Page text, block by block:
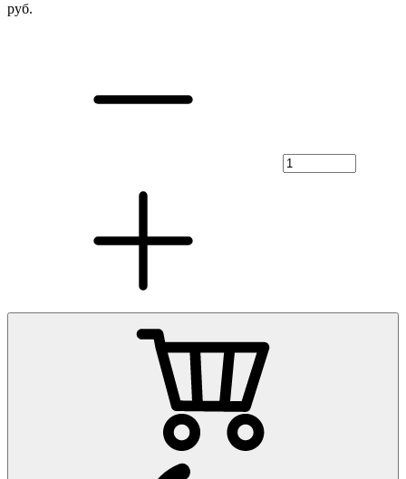
руб.